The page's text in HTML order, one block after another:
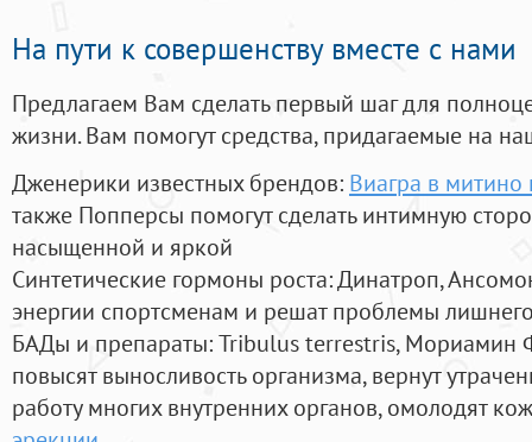
На пути к совершенству вместе с нами
Предлагаем Вам сделать первый шаг для
жизни. Вам помогут средства, придагаемые на
Дженерики известных брендов: Виагра в митино
также Попперсы помогут сделать интимную
насыщенной и яркой
Синтетические гормоны роста: Динатроп,
энергии спортсменам и решат проблемы
БАДы и препараты:Tribulus terrestris, Мориамин
повысят выносливость организма, вернут
работу многих внутренних органов, омолодят